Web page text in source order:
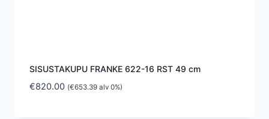
SISUSTAKUPU FRANKE 622-16 RST 49 cm
€820.00 (€653.39alv 0%)